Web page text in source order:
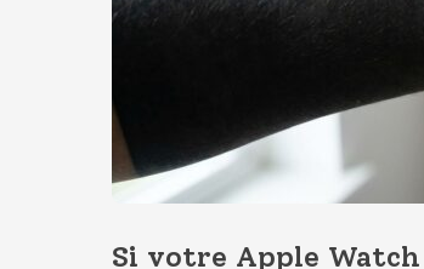
Si votre Apple